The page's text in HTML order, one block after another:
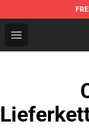
Open menu
J Hope Shop